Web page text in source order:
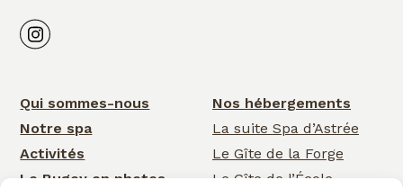
Qui sommes-nous
Notre spa
Activités
Le Bugey en photos
Nos hébergements
La suite Spa d’Astrée
Le Gîte de la Forge
Le Gîte de l’École